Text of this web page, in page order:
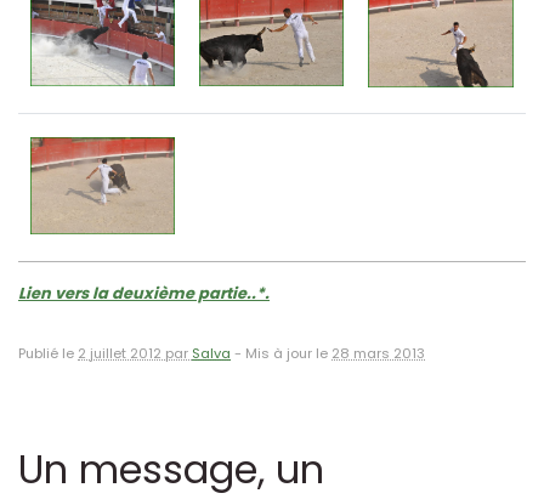
Lien vers la deuxième partie..*.
Publié le 2 juillet 2012 par Salva - Mis à jour le 28 mars 2013
Un message, un